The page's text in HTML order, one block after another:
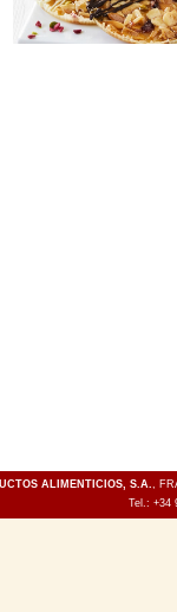
ALIMENTICIOS, S.A.,
Tel.: +34